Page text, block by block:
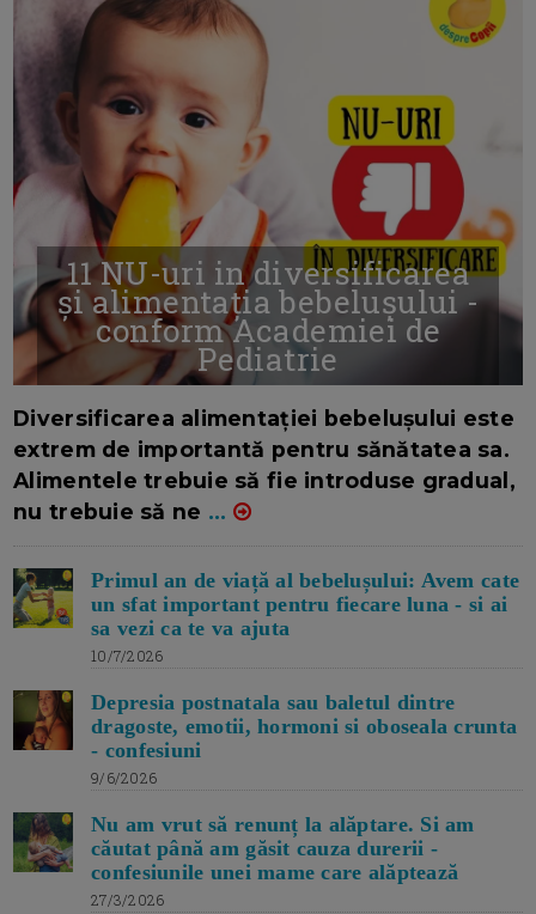
11 NU-uri in diversificarea
și alimentația bebelușului -
conform Academiei de
Pediatrie
Diversificarea alimentației bebelușului este
extrem de importantă pentru sănătatea sa.
Alimentele trebuie să fie introduse gradual,
nu trebuie să ne ...
Primul an de viață al bebelușului: Avem cate
un sfat important pentru fiecare luna - si ai
sa vezi ca te va ajuta
10/7/2026
Depresia postnatala sau baletul dintre
dragoste, emotii, hormoni si oboseala crunta
- confesiuni
9/6/2026
Nu am vrut să renunț la alăptare. Si am
căutat până am găsit cauza durerii -
confesiunile unei mame care alăptează
27/3/2026